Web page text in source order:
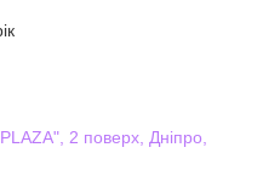
2 поверх, Дніпро,